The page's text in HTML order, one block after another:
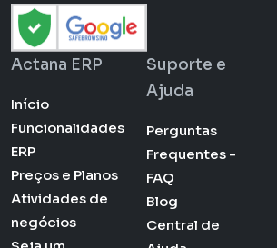
Actana ERP
Início
Funcionalidades
ERP
Preços e Planos
Atividades de
negócios
Suporte e
Ajuda
Perguntas
Frequentes -
FAQ
Blog
Central de